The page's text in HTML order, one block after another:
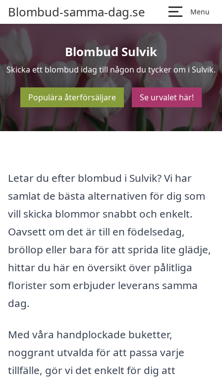
Blombud-samma-dag.se Menu
Blombud Sulvik
Skicka ett blombud idag till någon du tycker om i Sulvik.
Populära återförsäljare Se urvalet här!
Letar du efter blombud i Sulvik? Vi har
samlat de bästa alternativen för dig som
vill skicka blommor snabbt och enkelt.
Oavsett om det är till en födelsedag,
bröllop eller bara för att sprida lite glädje,
hittar du här en översikt över pålitliga
florister som erbjuder leverans samma
dag.
Med våra handplockade buketter,
noggrant utvalda för att passa varje
tillfälle, gör vi det enkelt för dig att